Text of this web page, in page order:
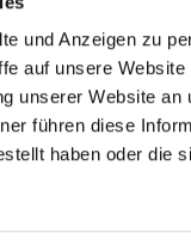
und Anzeigen zu
auf unsere
unserer Website
führen diese
haben oder die
Ev.

